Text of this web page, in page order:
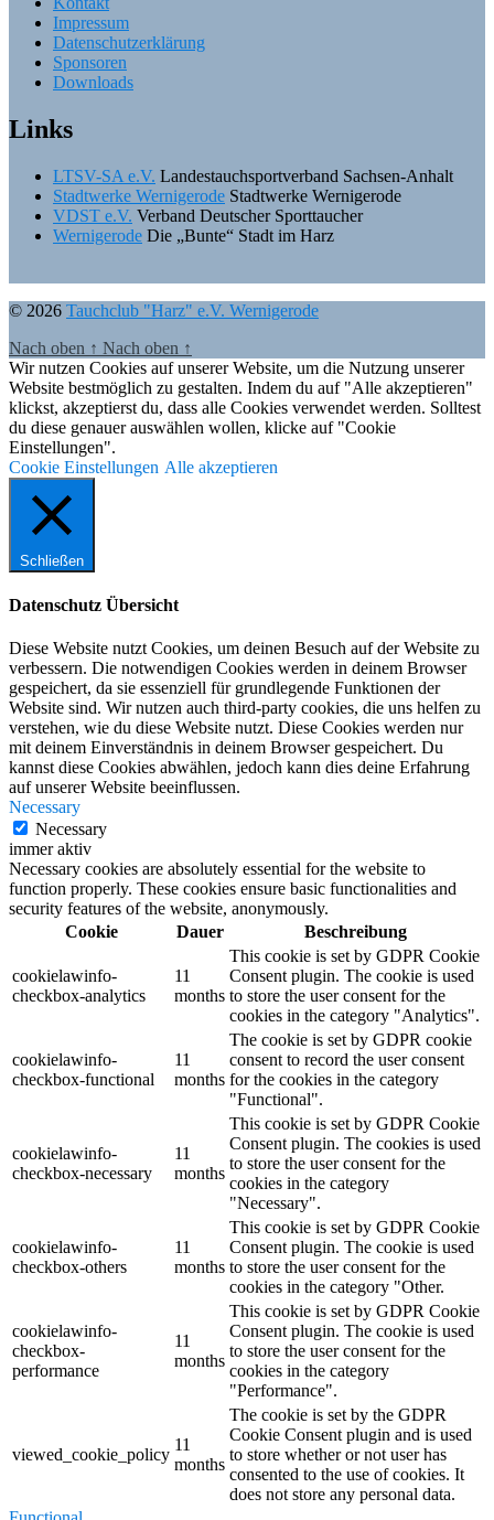
Impressum
Datenschutzerklärung
Sponsoren
Downloads
Links
LTSV-SA e.V. Landestauchsportverband Sachsen-Anhalt
Stadtwerke Wernigerode Stadtwerke Wernigerode
VDST e.V. Verband Deutscher Sporttaucher
Wernigerode Die „Bunte“ Stadt im Harz
© 2026 Tauchclub "Harz" e.V. Wernigerode
Nach oben ↑ Nach oben ↑
Wir nutzen Cookies auf unserer Website, um die Nutzung unserer
Website bestmöglich zu gestalten. Indem du auf "Alle akzeptieren"
klickst, akzeptierst du, dass alle Cookies verwendet werden. Solltest
du diese genauer auswählen wollen, klicke auf "Cookie
Einstellungen".
Cookie Einstellungen Alle akzeptieren
Schließen
Datenschutz Übersicht
Diese Website nutzt Cookies, um deinen Besuch auf der Website zu
verbessern. Die notwendigen Cookies werden in deinem Browser
gespeichert, da sie essenziell für grundlegende Funktionen der
Website sind. Wir nutzen auch third-party cookies, die uns helfen zu
verstehen, wie du diese Website nutzt. Diese Cookies werden nur
mit deinem Einverständnis in deinem Browser gespeichert. Du
kannst diese Cookies abwählen, jedoch kann dies deine Erfahrung
auf unserer Website beeinflussen.
Necessary
Necessary
immer aktiv
Necessary cookies are absolutely essential for the website to
function properly. These cookies ensure basic functionalities and
security features of the website, anonymously.
Cookie
Dauer Beschreibung
cookielawinfo-
checkbox-analytics
11
months
This cookie is set by GDPR Cookie
Consent plugin. The cookie is used
to store the user consent for the
cookies in the category "Analytics".
cookielawinfo-
checkbox-functional
11
months
The cookie is set by GDPR cookie
consent to record the user consent
for the cookies in the category
"Functional".
cookielawinfo-
checkbox-necessary
11
months
This cookie is set by GDPR Cookie
Consent plugin. The cookies is used
to store the user consent for the
cookies in the category
"Necessary".
cookielawinfo-
checkbox-others
11
months
This cookie is set by GDPR Cookie
Consent plugin. The cookie is used
to store the user consent for the
cookies in the category "Other.
cookielawinfo-
checkbox-
performance
11
months
This cookie is set by GDPR Cookie
Consent plugin. The cookie is used
to store the user consent for the
cookies in the category
"Performance".
viewed_cookie_policy
11
months
The cookie is set by the GDPR
Cookie Consent plugin and is used
to store whether or not user has
consented to the use of cookies. It
does not store any personal data.